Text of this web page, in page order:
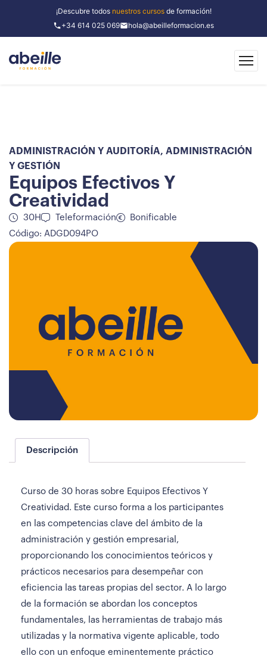
¡Descubre todos nuestros cursosde formación!
+34 614 025 069
hola@abeilleformacion.es
ADMINISTRACIÓN Y AUDITORÍA, ADMINISTRACIÓN
Y GESTIÓN
Equipos Efectivos Y
Creatividad
30H Teleformación
Bonificable
Código: ADGD094PO
Descripción
Curso de 30 horas sobre Equipos Efectivos Y
Creatividad. Este curso forma a los participantes
en las competencias clave del ámbito de la
administración y gestión empresarial,
proporcionando los conocimientos teóricos y
prácticos necesarios para desempeñar con
eficiencia las tareas propias del sector. A lo largo
de la formación se abordan los conceptos
fundamentales, las herramientas de trabajo más
utilizadas y la normativa vigente aplicable, todo
ello con un enfoque eminentemente práctico